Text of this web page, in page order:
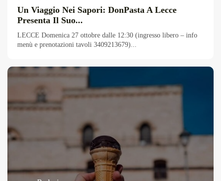
Un Viaggio Nei Sapori: DonPasta A Lecce
Presenta Il Suo...
LECCE Domenica 27 ottobre dalle 12:30 (ingresso libero – info
menù e prenotazioni tavoli 3409213679)...